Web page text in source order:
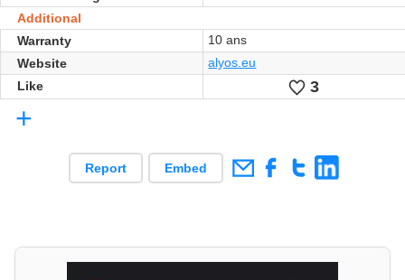
Additional
Warranty
10 ans
Website
alyos.eu
Like
Likes
3
+
Report Embed